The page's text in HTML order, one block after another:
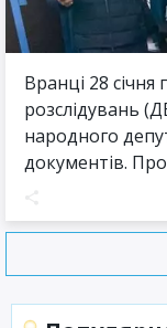
Вранці 28
розслідувань
народного
документів.